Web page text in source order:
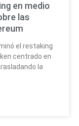
en medio
las
el restaking
centrado en
la